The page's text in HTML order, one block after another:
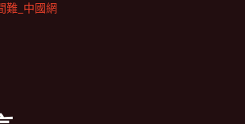
難_中國網